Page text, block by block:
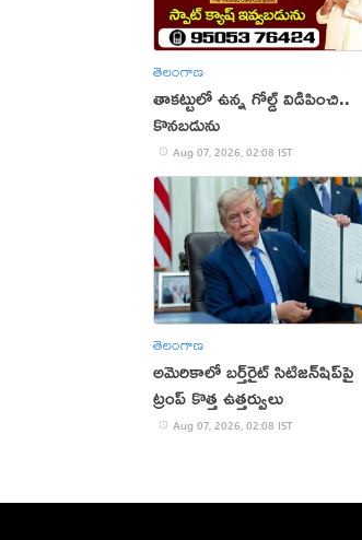
తెలంగాణ
తాకట్టులో ఉన్న గోల్డ్ విడిపించి..
కొనబడును
Aug 07, 2026, 02:08 IST
తెలంగాణ
అమెరికాలో బర్త్‌రైట్ సిటిజన్‌షిప్‌పై
ట్రంప్ కొత్త ఉత్తర్వులు
Aug 07, 2026, 02:08 IST